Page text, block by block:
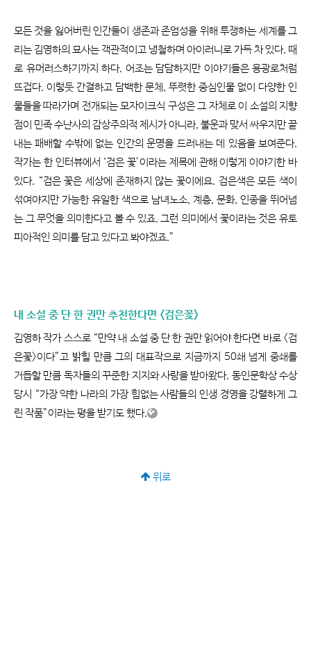
모든 것을 잃어버린 인간들이 생존과 존엄성을 위해 투쟁하는 세계를 그
리는 김영하의 묘사는 객관적이고 냉철하며 아이러니로 가득 차 있다. 때
로 유머러스하기까지 하다. 어조는 담담하지만 이야기들은 용광로처럼
뜨겁다. 이렇듯 간결하고 담백한 문체, 뚜렷한 중심인물 없이 다양한 인
물들을 따라가며 전개되는 모자이크식 구성은 그 자체로 이 소설의 지향
점이 민족 수난사의 감상주의적 제시가 아니라, 불운과 맞서 싸우지만 끝
내는 패배할 수밖에 없는 인간의 운명을 드러내는 데 있음을 보여준다.
작가는 한 인터뷰에서 ‘검은 꽃’이라는 제목에 관해 이렇게 이야기한 바
있다. “검은 꽃은 세상에 존재하지 않는 꽃이에요. 검은색은 모든 색이
섞여야지만 가능한 유일한 색으로 남녀노소, 계층, 문화, 인종을 뛰어넘
는 그 무엇을 의미한다고 볼 수 있죠. 그런 의미에서 꽃이라는 것은 유토
피아적인 의미를 담고 있다고 봐야겠죠.”
내 소설 중 단 한 권만 추천한다면 <검은꽃>
김영하 작가 스스로 “만약 내 소설 중 단 한 권만 읽어야 한다면 바로 <검
은꽃>이다”고 밝힐 만큼 그의 대표작으로 지금까지 50쇄 넘게 중쇄를
거듭할 만큼 독자들의 꾸준한 지지와 사랑을 받아왔다. 동인문학상 수상
당시 “가장 약한 나라의 가장 힘없는 사람들의 인생 경영을 강렬하게 그
린 작품”이라는 평을 받기도 했다.
위로